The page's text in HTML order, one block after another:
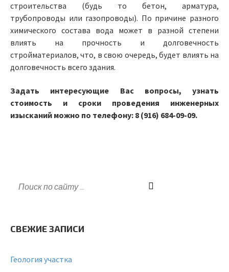
строительства (будь то бетон, арматура,
трубопроводы или газопроводы). По причине разного
химического состава вода может в разной степени
влиять на прочность и долговечность
стройматериалов, что, в свою очередь, будет влиять на
долговечность всего здания.
Задать интересующие Вас вопросы, узнать
стоимость и сроки проведения инженерных
изысканий можно по телефону: 8 (916) 684-09-09.
СВЕЖИЕ ЗАПИСИ
Геология участка